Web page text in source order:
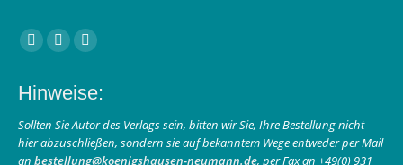
Finden Sie uns auf:
Facebook
opens
in
new
Instagram
opens
in
new
E-
page
opens
in
Hinweise:
Sollten Sie Autor des Verlags sein, bitten wir Sie, Ihre Bestellung nicht
hier abzuschließen, sondern sie auf bekanntem Wege entweder per Mail
an bestellung@koenigshausen-neumann.de, per Fax an +49(0) 931